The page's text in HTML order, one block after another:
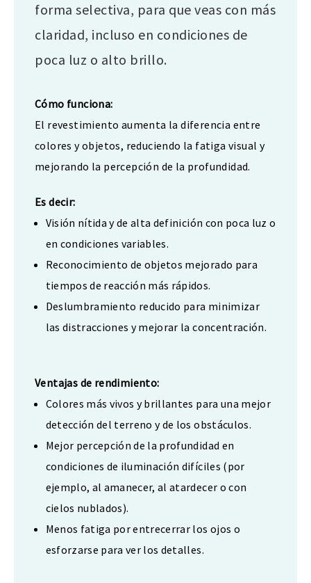
forma selectiva, para que veas con más
claridad, incluso en condiciones de
poca luz o alto brillo.
Cómo funciona:
El revestimiento aumenta la diferencia entre
colores y objetos, reduciendo la fatiga visual y
mejorando la percepción de la profundidad.
Es decir:
Visión nítida y de alta definición con poca luz o
en condiciones variables.
Reconocimiento de objetos mejorado para
tiempos de reacción más rápidos.
Deslumbramiento reducido para minimizar
las distracciones y mejorar la concentración.
Ventajas de rendimiento:
Colores más vivos y brillantes para una mejor
detección del terreno y de los obstáculos.
Mejor percepción de la profundidad en
condiciones de iluminación difíciles (por
ejemplo, al amanecer, al atardecer o con
cielos nublados).
Menos fatiga por entrecerrar los ojos o
esforzarse para ver los detalles.